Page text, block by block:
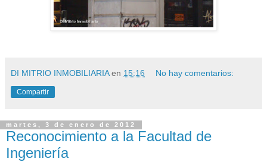
DI MITRIO INMOBILIARIA en 15:16 No hay comentarios:
Compartir
martes, 3 de enero de 2012
Reconocimiento a la Facultad de
Ingeniería